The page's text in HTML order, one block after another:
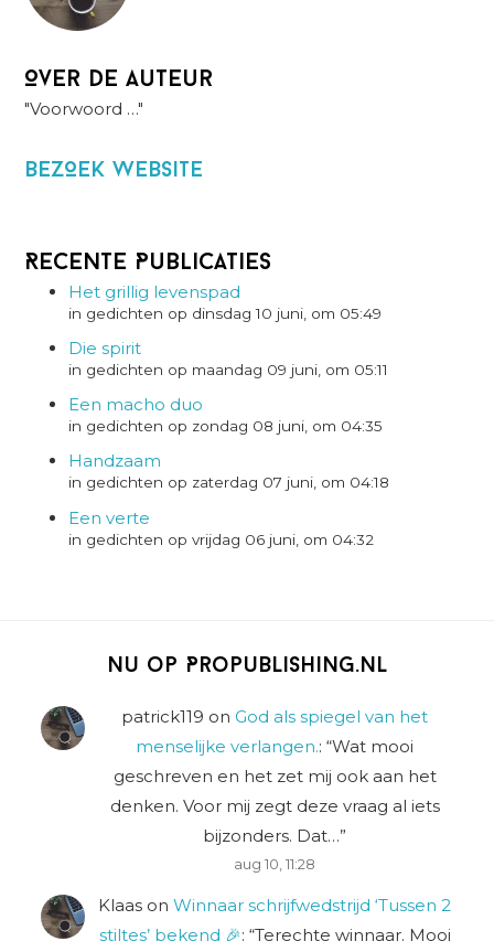
Over de auteur
"Voorwoord …"
BezOek website
Recente Publicaties
Het grillig levenspad
in gedichten op dinsdag 10 juni, om 05:49
Die spirit
in gedichten op maandag 09 juni, om 05:11
Een macho duo
in gedichten op zondag 08 juni, om 04:35
Handzaam
in gedichten op zaterdag 07 juni, om 04:18
Een verte
in gedichten op vrijdag 06 juni, om 04:32
Nu op Propublishing.nl
patrick119 on God als spiegel van het
menselijke verlangen.: “Wat mooi
geschreven en het zet mij ook aan het
denken. Voor mij zegt deze vraag al iets
bijzonders. Dat…”
aug 10, 11:28
Klaas on Winnaar schrijfwedstrijd ‘Tussen 2
stiltes’ bekend 🎉: “Terechte winnaar. Mooi